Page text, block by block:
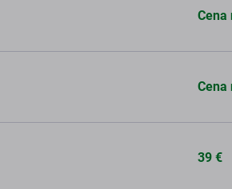
Cena
Cena
39 €